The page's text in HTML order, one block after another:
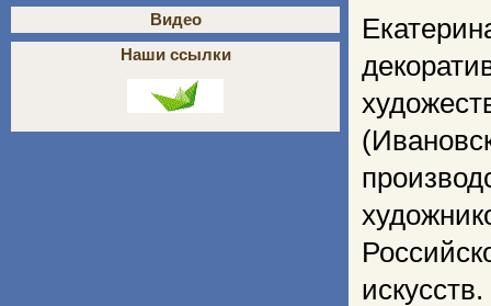
Видео
Наши ссылки